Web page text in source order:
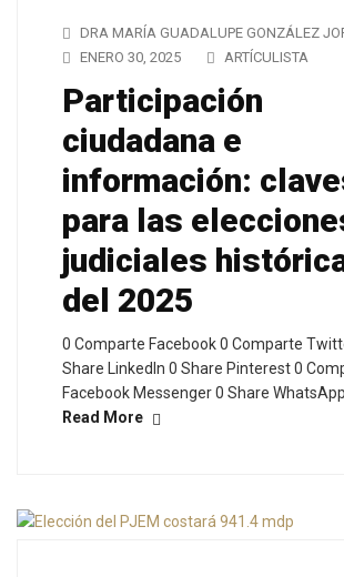
DRA MARÍA GUADALUPE GONZÁLEZ
ENERO 30, 2025
ARTÍCULISTA
Participación
ciudadana e
información:
para las
judiciales
del 2025
0 Comparte Facebook 0 Comparte
Share LinkedIn 0 Share Pinterest 0
Facebook Messenger 0 Share WhatsApp
Read More